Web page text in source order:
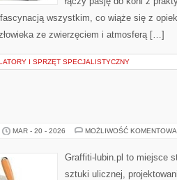
wszystkim, co wiąże się z
ze zwierzęciem i atmosferą […]
I SPRZĘT SPECJALISTYCZNY
MAR - 20 - 2026 MOŻLIWOŚĆ
Graffiti-lubin.pl to miejsce
sztuki ulicznej,